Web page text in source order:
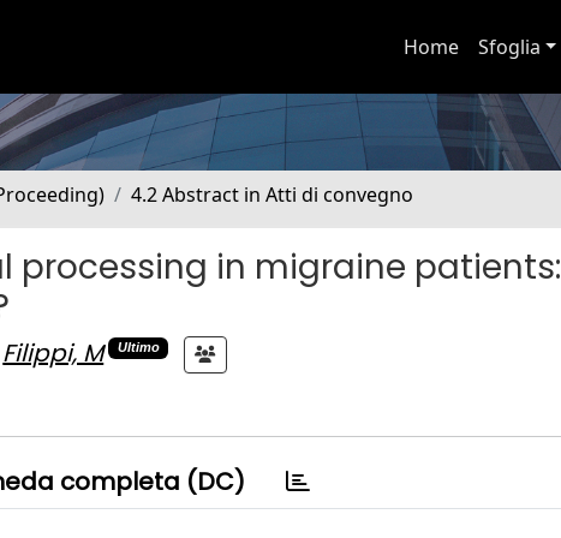
Home Sfoglia
4.2 Abstract in Atti di convegno
processing in migraine patients:
Filippi, M Ultimo
completa (DC)